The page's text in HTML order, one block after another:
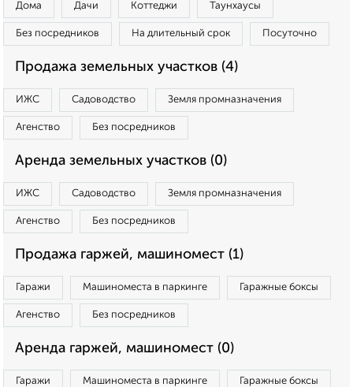
Дома Дачи Коттеджи Таунхаусы
Без посредников На длительный срок Посуточно
Продажа земельных участков (4)
ИЖС Садоводство Земля промназначения
Агенство Без посредников
Аренда земельных участков (0)
ИЖС Садоводство Земля промназначения
Агенство Без посредников
Продажа гаржей, машиномест (1)
Гаражи Машиноместа в паркинге Гаражные боксы
Агенство Без посредников
Аренда гаржей, машиномест (0)
Гаражи Машиноместа в паркинге Гаражные боксы